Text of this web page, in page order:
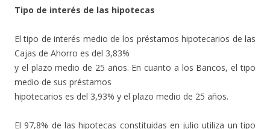
Tipo de interés de las hipotecas
El tipo de interés medio de los préstamos hipotecarios de las
Cajas de Ahorro es del 3,83%
y el plazo medio de 25 años. En cuanto a los Bancos, el tipo
medio de sus préstamos
hipotecarios es del 3,93% y el plazo medio de 25 años.
El 97,8% de las hipotecas constituidas en julio utiliza un tipo